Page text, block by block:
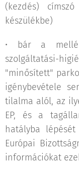
(kezdés)
készülékbe)
• bár a
szolgáltatási-
"minősített"
igénybevétele
tilalma alól, az
EP, és a
hatályba
Európai
információkat